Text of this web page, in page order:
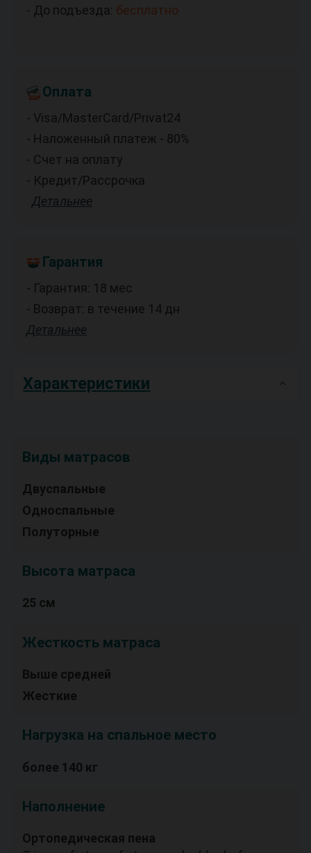
- До подъезда: бесплатно
Оплата
- Visa/MasterCard/Privat24
- Наложенный платеж - 80%
- Счет на оплату
- Кредит/Рассрочка
Детальнее
Гарантия
- Гарантия: 18 мес
- Возврат: в течение 14 дн
Детальнее
Характеристики
Виды матрасов
Двуспальные
Односпальные
Полуторные
Высота матраса
25 см
Жесткость матраса
Выше средней
Жесткие
Нагрузка на спальное место
более 140 кг
Наполнение
Ортопедическая пена